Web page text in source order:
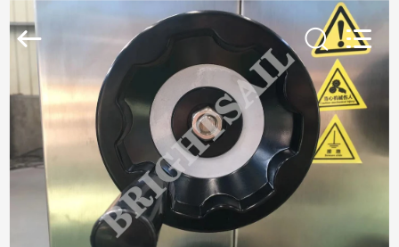
MAISON
PRODUITS
VIDÉOS
Jiangyin
Brightsail
Machinery
Reserved.